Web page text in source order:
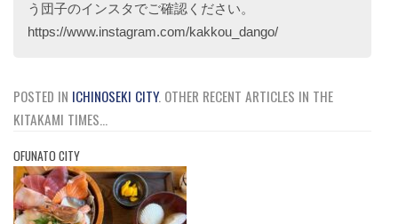
う団子のインスタでご確認ください。
https://www.instagram.com/kakkou_dango/
POSTED IN ICHINOSEKI CITY. OTHER RECENT ARTICLES IN THE
KITAKAMI TIMES...
OFUNATO CITY